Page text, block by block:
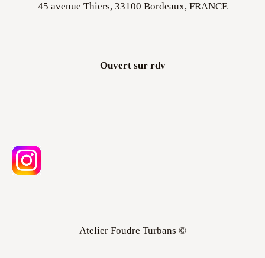
45 avenue Thiers, 33100 Bordeaux, FRANCE
Ouvert sur rdv
Atelier Foudre Turbans ©